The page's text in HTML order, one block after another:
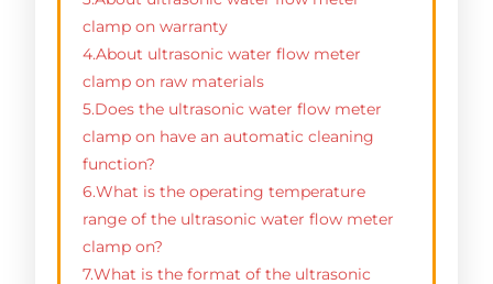
clamp on warranty
4.About ultrasonic water flow meter
clamp on raw materials
5.Does the ultrasonic water flow meter
clamp on have an automatic cleaning
function?
6.What is the operating temperature
range of the ultrasonic water flow meter
clamp on?
7.What is the format of the ultrasonic